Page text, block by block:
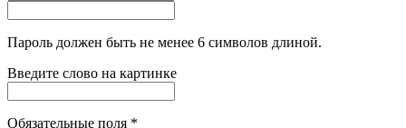
Пароль должен быть не менее 6 символов длиной.
Введите слово на картинке
Обязательные поля *